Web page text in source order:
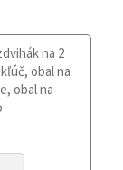
na 2
obal na
obal na